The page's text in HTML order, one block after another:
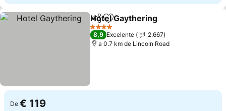
PartilharAdicionar aos favoritos
Hotel Gaythering
4 Estrelas
8,9 Excelente
2.667
a 0.7 km de Lincoln Road
De € 119